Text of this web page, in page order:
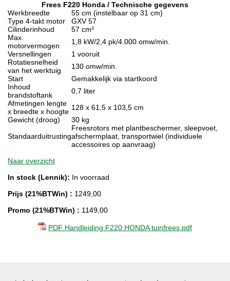
Frees F220 Honda / Technische gegevens
Werkbreedte
55 cm (instelbaar op 31 cm)
Type 4-takt motor
GXV 57
Cilinderinhoud
57 cm³
Max.
motorvermogen
1,8 kW/2,4 pk/4.000 omw/min.
Versnellingen
1 vooruit
Rotatiesnelheid
van het werktuig
130 omw/min.
Start
Gemakkelijk via startkoord
Inhoud
brandstoftank
0,7 liter
Afmetingen lengte
x breedte x hoogte 128 x 61,5 x 103,5 cm
Gewicht (droog)
30 kg
Standaarduitrusting
Freesrotors met plantbeschermer, sleepvoet,
afschermplaat, transportwiel (individuele
accessoires op aanvraag)
Naar overzicht
In stock (Lennik): In voorraad
Prijs (21%BTWin) : 1249,00
Promo (21%BTWin) : 1149,00
PDF Handleiding F220 HONDA tuinfrees.pdf